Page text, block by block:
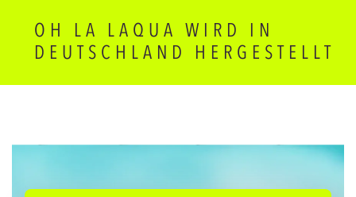
OH LA LAQUA WIRD IN
DEUTSCHLAND HERGESTELLT